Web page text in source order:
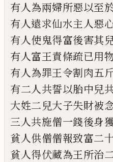
有人為兩婦所惡以至
有人遠求仙水主人惡
有人使鬼得富後害其
有人富王責條疏已用
有人為罪王令割肉五
有二人共誓以胎中兒
大姓二兒大子失財被
三人共施僧一錢後身
貧人供僧僧報致富二
貧人得伏藏為王所治